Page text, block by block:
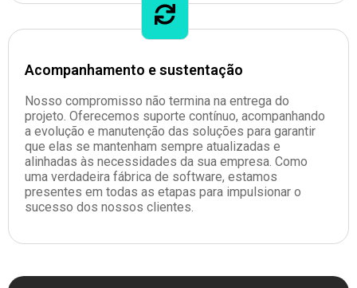
Acompanhamento e sustentação
Nosso compromisso não termina na entrega do
projeto. Oferecemos suporte contínuo, acompanhando
a evolução e manutenção das soluções para garantir
que elas se mantenham sempre atualizadas e
alinhadas às necessidades da sua empresa. Como
uma verdadeira fábrica de software, estamos
presentes em todas as etapas para impulsionar o
sucesso dos nossos clientes.